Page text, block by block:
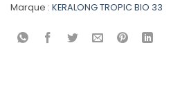
Marque : KERALONG TROPIC BIO 33